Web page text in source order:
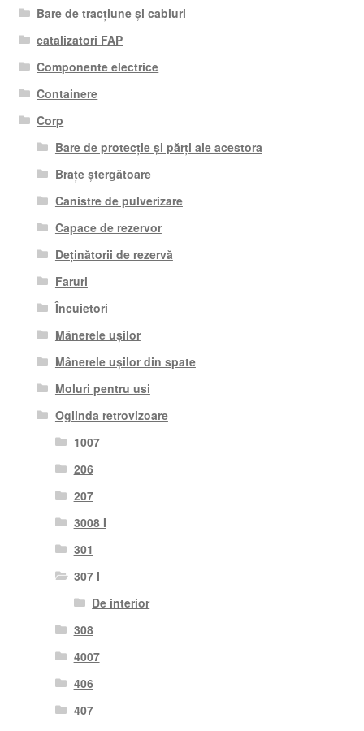
Bare de tracțiune și cabluri
catalizatori FAP
Componente electrice
Containere
Corp
Bare de protecție și părți ale acestora
Brațe ștergătoare
Canistre de pulverizare
Capace de rezervor
Deținătorii de rezervă
Faruri
Încuietori
Mânerele ușilor
Mânerele ușilor din spate
Moluri pentru usi
Oglinda retrovizoare
1007
206
207
3008 I
301
307 I
De interior
308
4007
406
407